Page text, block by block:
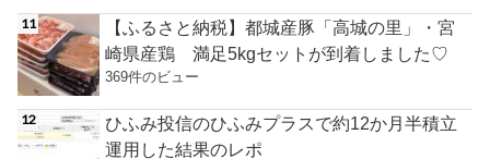
【ふるさと納税】都城産豚「高城の里」・宮
崎県産鶏 満足5kgセットが到着しました♡
369件のビュー
ひふみ投信のひふみプラスで約12か月半積立
運用した結果のレポ